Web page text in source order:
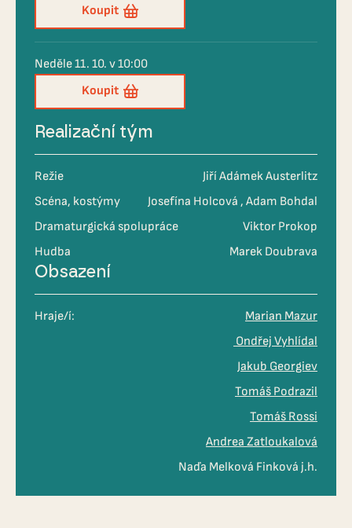
Koupit
Neděle 11. 10. v 10:00
Koupit
Realizační tým
Režie
Jiří Adámek Austerlitz
Scéna, kostýmy
Josefína Holcová Adam Bohdal
Dramaturgická spolupráce
Viktor Prokop
Hudba
Marek Doubrava
Obsazení
Hraje/í:
Marian Mazur
Ondřej Vyhlídal
Jakub Georgiev
Tomáš Podrazil
Tomáš Rossi
Andrea Zatloukalová
Naďa Melková Finková j.h.